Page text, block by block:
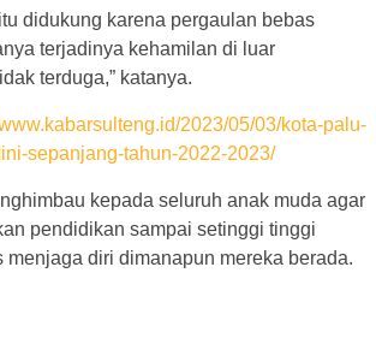
didukung karena pergaulan bebas
terjadinya kehamilan di luar
terduga,” katanya.
2023/05/03/kota-palu-
sepanjang-tahun-2022-2023/
kepada seluruh anak muda agar
pendidikan sampai setinggi tinggi
menjaga diri dimanapun mereka berada.